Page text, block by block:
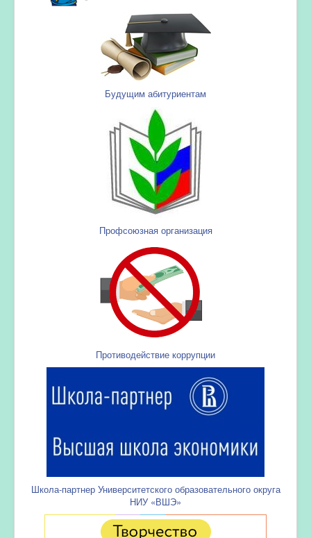
Будущим абитуриентам
Профсоюзная организация
Противодействие коррупции
Школа-партнер Университетского образовательного округа
НИУ «ВШЭ»